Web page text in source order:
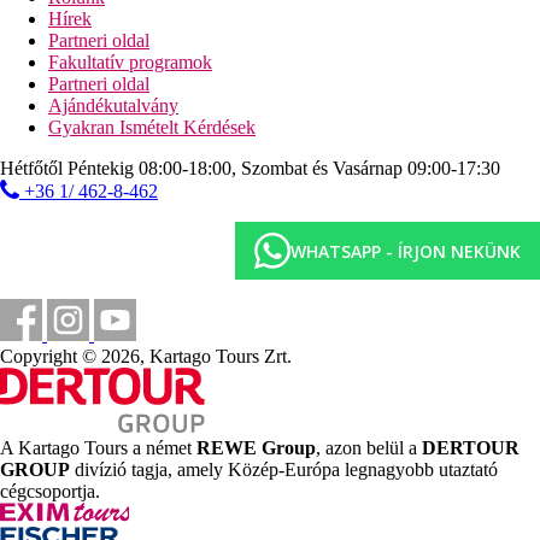
a tenger egy mólón át közelíthető meg
strandbár
Sport és szórakozás ingyenesen
animációs programok
fitneszterem
boccia
darts
Sport és szórakozás térítés ellenében
szauna
gőzfürdő
masszázs
Aqua Coraya vízipark használata
Ellátás
All Inclusive: minden étkezés büférendszerben,
napközben snack-ételek, tea, kávé, szendvics, sütemény,
helyi alkoholos és alkoholmentes italok 10:00 és 24:00 óra
között. Az All Inclusive szállodák szolgáltatásai bizonyos
részletekben szállodánként eltérhetnek.
Hírek
Partneri oldal
Fakultatív programok
Partneri oldal
Ajándékutalvány
Gyakran Ismételt Kérdések
Hétfőtől Péntekig 08:00-18:00, Szombat és Vasárnap 09:00-17:30
+36 1/ 462-8-462
WHATSAPP - ÍRJON NEKÜNK
Copyright © 2026, Kartago Tours Zrt.
A Kartago Tours a német REWE Group, azon belül a DERTOUR
GROUP divízió tagja, amely Közép-Európa legnagyobb utaztató
cégcsoportja.